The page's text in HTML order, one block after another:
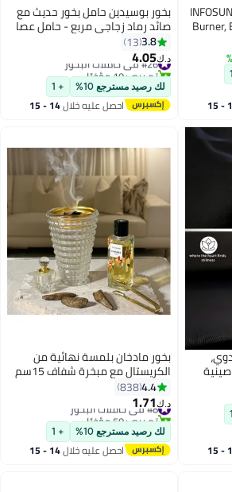
بخور بوسيدين حامل بخور حديث مع
صائد رماد زجاجي مربع - حامل عصا
البخور الخشبي المقلوب للعطور
المنزلية
3.8
13
4.05
#26 في حاملات البخور
تم بيع +10 مؤخرًا
#26 في حاملات البخور
لك رصيد مسترجع 10% + 1
احصل عليه خلال 14 - 15
اغسطس
بخور مادخان بلمسة نهائية من
الكريستال مع مبخرة شفاف 15سم
4.4
838
1.71#8 في حاملات البخور
تم بيع +50 مؤخرًا
#8 في حاملات البخور
لك رصيد مسترجع 10% + 1
احصل عليه خلال 14 - 15